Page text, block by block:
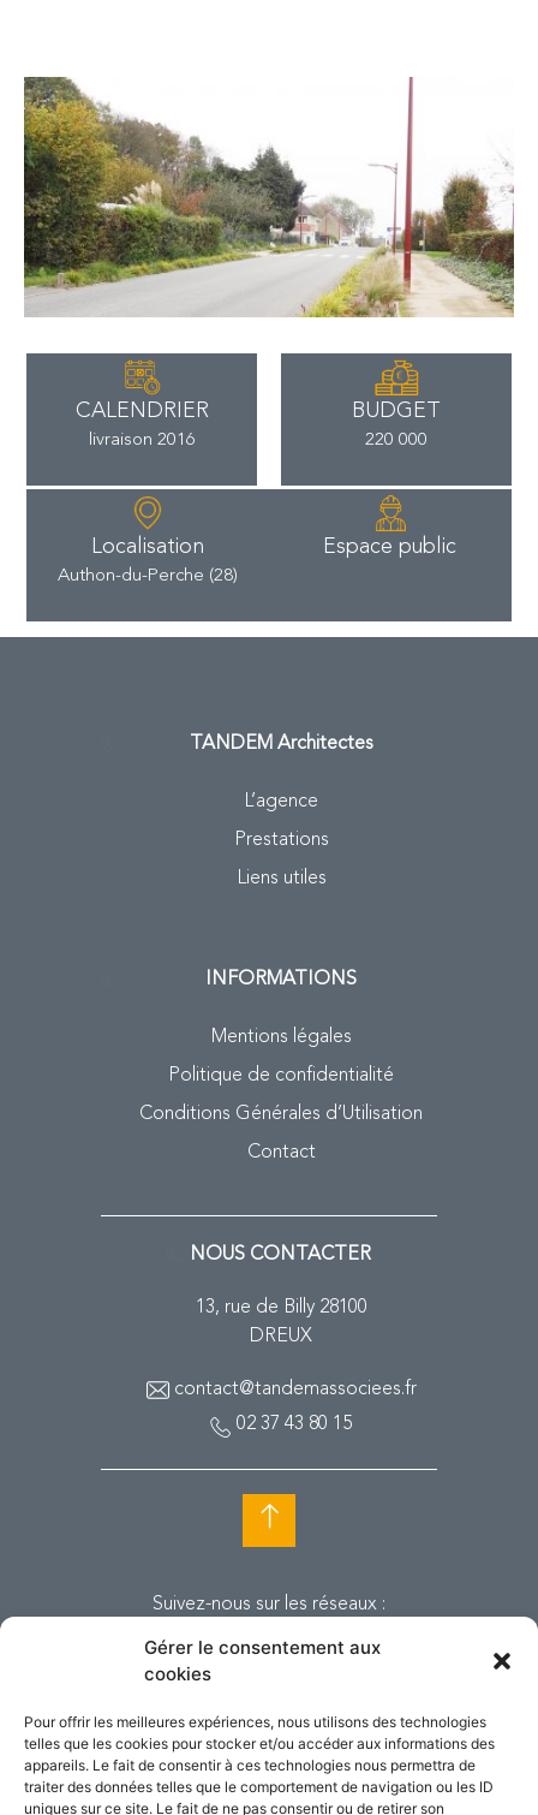
Gérer le consentement aux
cookies
Pour offrir les meilleures expériences, nous utilisons des technologies
telles que les cookies pour stocker et/ou accéder aux informations des
appareils. Le fait de consentir à ces technologies nous permettra de
traiter des données telles que le comportement de navigation ou les ID
uniques sur ce site. Le fait de ne pas consentir ou de retirer son
CALENDRIER
livraison 2016
BUDGET
220 000
Localisation
Authon-du-Perche (28)
Espace public
TANDEM Architectes
L’agence
Prestations
Liens utiles
INFORMATIONS
Mentions légales
Politique de confidentialité
Conditions Générales d’Utilisation
Contact
NOUS CONTACTER
13, rue de Billy 28100
DREUX
contact@tandemassociees.fr
02 37 43 80 15
Suivez-nous sur les réseaux :